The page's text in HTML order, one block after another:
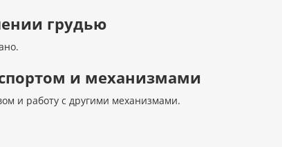
грудью
и механизмами
и работу с другими механизмами.